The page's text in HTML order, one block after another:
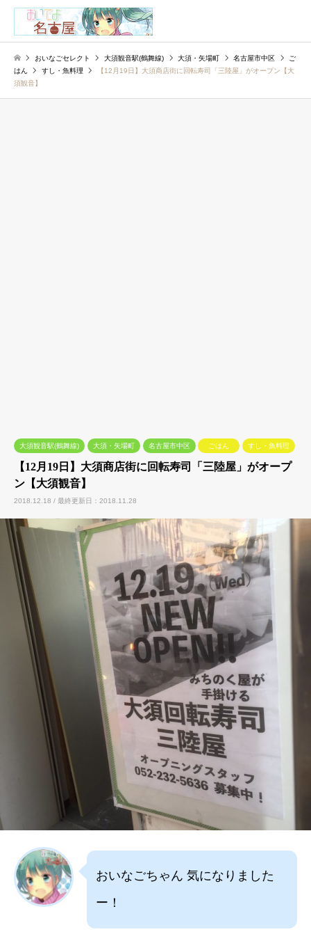
おいなごセレクト 大須観音駅(鶴舞線) 大須・矢場町 名古屋市中区
ご
はん
すし・魚料理
【12月19日】大須商店街に回転寿司「三陸屋」がオープン【大
須観音】
大須観音駅(鶴舞線) 大須・矢場町 名古屋市中区 ごはん すし・魚料理
【12月19日】大須商店街に回転寿司「三陸屋」がオープ
ン【大須観音】
2018.12.18 / 最終更新日：2018.11.28
おいなごちゃん 気になりました
ー！